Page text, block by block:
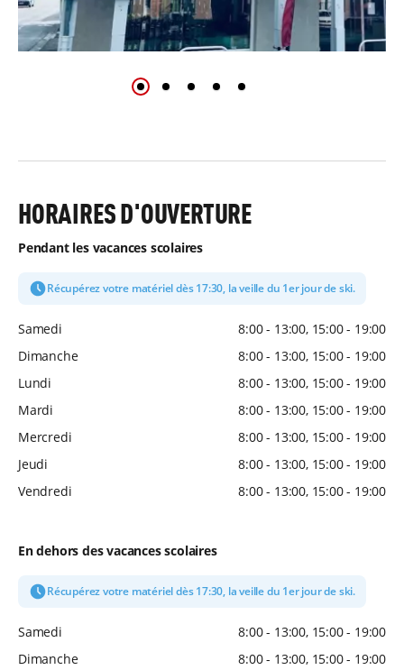
HORAIRES D'OUVERTURE
Pendant les vacances scolaires
Récupérez votre matériel dès 17:30, la veille du 1er jour de ski.
Samedi
8:00 - 13:00, 15:00 - 19:00
Dimanche
8:00 - 13:00, 15:00 - 19:00
Lundi
8:00 - 13:00, 15:00 - 19:00
Mardi
8:00 - 13:00, 15:00 - 19:00
Mercredi
8:00 - 13:00, 15:00 - 19:00
Jeudi
8:00 - 13:00, 15:00 - 19:00
Vendredi
8:00 - 13:00, 15:00 - 19:00
En dehors des vacances scolaires
Récupérez votre matériel dès 17:30, la veille du 1er jour de ski.
Samedi
8:00 - 13:00, 15:00 - 19:00
Dimanche
8:00 - 13:00, 15:00 - 19:00